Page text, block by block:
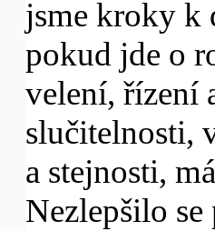
jsme kroky k
pokud jde o
velení, řízení
slučitelnosti,
a stejnosti,
Nezlepšilo